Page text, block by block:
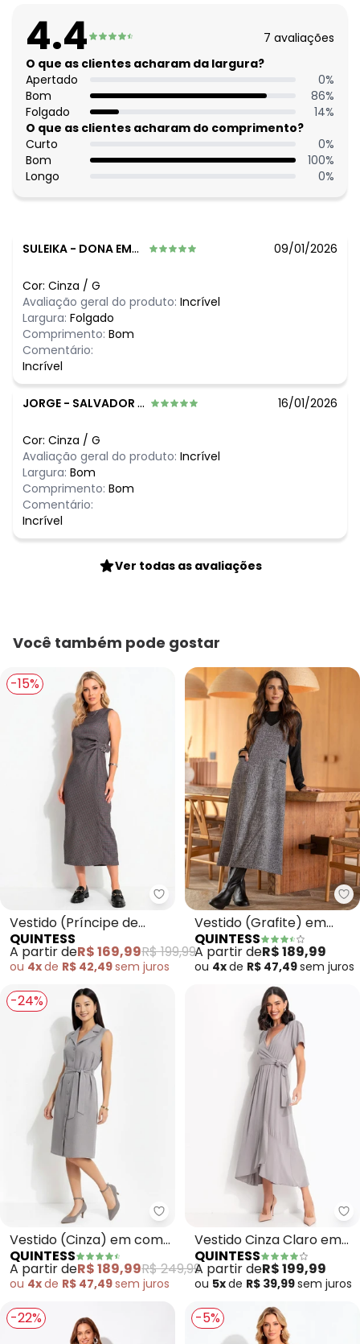
Comprimento: Midi
Cinto/Faixa: No mesmo tecido
Fechamento: Em botões
Material: Tecido Plano de Poliéster com Aspecto de Linho
Estação: Ano Inteiro
Situação de Uso: Trabalho
Composição Material: 100% Poliéster
Histórico de preços
O preço apresentado abaixo é o menor oferecido em
algum dia do mês, para o menor tamanho disponível.
junho/2026 N/D*
abril/2026
março/2026
fevereiro/2026
4.4 7 avaliações
O que as clientes acharam da largura?
Apertado
0%
Bom
86%
Folgado
14%
O que as clientes acharam do comprimento?
Curto
0%
Bom
100%
Longo
0%
SULEIKA - DONA EMMA - SC 09/01/2026
Cor: Cinza / G
Avaliação geral do produto: Incrível
Largura: Folgado
Comprimento: Bom
Comentário:
Incrível
JORGE - SALVADOR - BA 16/01/2026
Cor: Cinza / G
Avaliação geral do produto: Incrível
Largura: Bom
Comprimento: Bom
Comentário:
Incrível
Ver todas as avaliações
Você também pode gostar
-15%
Quintess - Vestido (Príncipe de
Vestido (Príncipe de
Gales) em Bengaline
QUINTESS
A partir deR$ 169,99R$ 199,99
ou 4xde R$ 42,49sem juros
Vestido (Grafite) em
Malha Tweed
QUINTESS
A partir deR$ 189,99
ou 4xde R$ 47,49sem juros
-24%
Quintess - Vestido (Cinza) em
Vestido (Cinza) em com
Aspecto de Linho
QUINTESS
A partir deR$ 189,99R$ 249,99
ou 4xde R$ 47,49sem juros
Vestido Cinza Claro em
Tecido Fluido
QUINTESS
A partir deR$ 199,99
ou 5xde R$ 39,99sem juros
-22% -5%